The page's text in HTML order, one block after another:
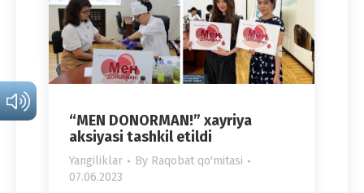
“MEN DONORMAN!” xayriya
aksiyasi tashkil etildi
Yangiliklar By Raqobat qo'mitasi
07.06.2023